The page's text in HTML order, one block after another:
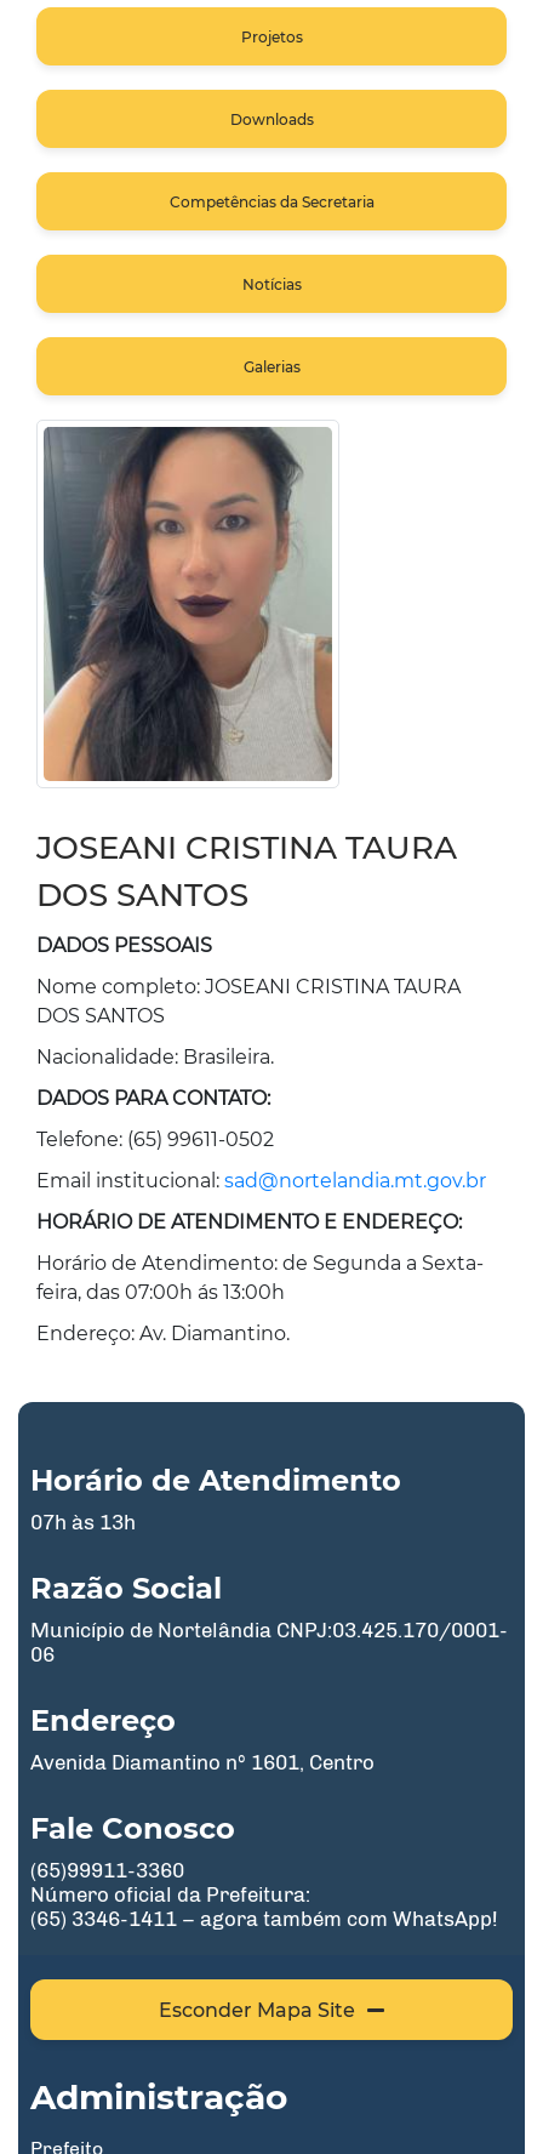
Projetos
Downloads
Competências da Secretaria
Notícias
Galerias
JOSEANI CRISTINA TAURA
DOS SANTOS
DADOS PESSOAIS
Nome completo: JOSEANI CRISTINA TAURA
DOS SANTOS
Nacionalidade: Brasileira.
DADOS PARA CONTATO:
Telefone: (65) 99611-0502
Email institucional: sad@nortelandia.mt.gov.br
HORÁRIO DE ATENDIMENTO E ENDEREÇO:
Horário de Atendimento: de Segunda a Sexta-
feira, das 07:00h ás 13:00h
Endereço: Av. Diamantino.
Horário de Atendimento
07h às 13h
Razão Social
Município de Nortelândia CNPJ:03.425.170/0001-
06
Endereço
Avenida Diamantino nº 1601, Centro
Fale Conosco
(65)99911-3360
Número oficial da Prefeitura:
(65) 3346-1411 – agora também com WhatsApp!
Esconder Mapa Site
Administração
Prefeito